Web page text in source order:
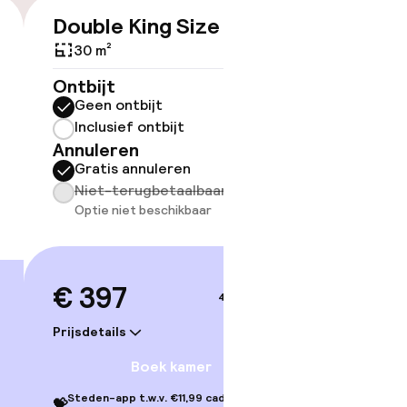
Double King Size Bed
30 m²
Ontbijt
Geen ontbijt
Inclusief ontbijt
Annuleren
Gratis annuleren
Niet-terugbetaalbaar
Optie niet beschikbaar
€ 397
Prijsdetails
4–5 sep.
Boek kamer
Steden-app t.w.v. €11,99 cadeau bij je